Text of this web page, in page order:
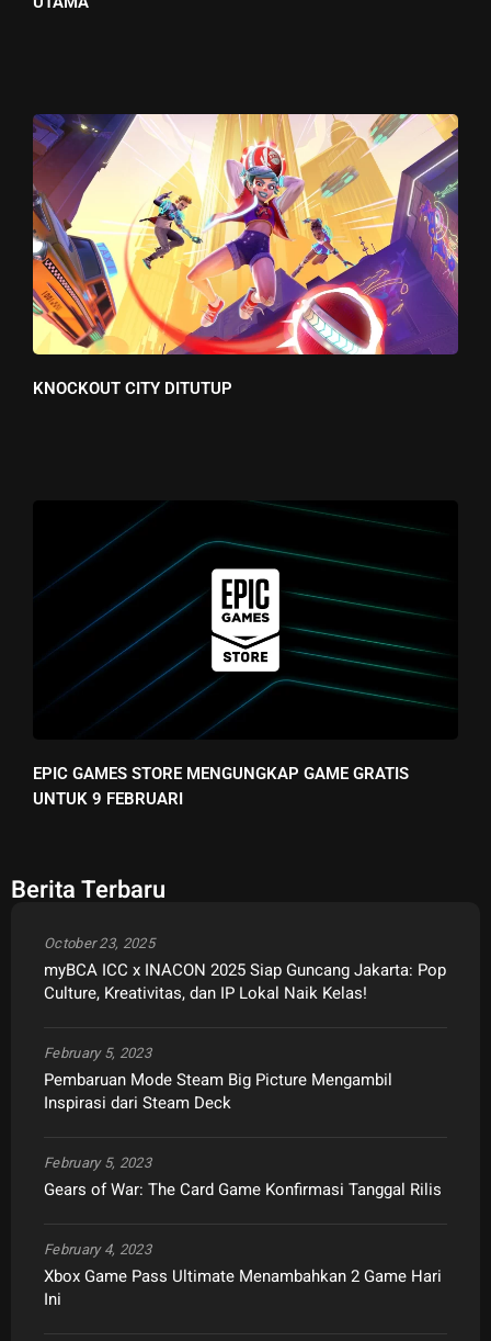
KNOCKOUT CITY DITUTUP
EPIC GAMES STORE MENGUNGKAP GAME GRATIS
UNTUK 9 FEBRUARI
Berita Terbaru
myBCA ICC x INACON 2025 Siap Guncang Jakarta: Pop
Culture, Kreativitas, dan IP Lokal Naik Kelas!
October 23, 2025
Pembaruan Mode Steam Big Picture Mengambil
Inspirasi dari Steam Deck
February 5, 2023
Gears of War: The Card Game Konfirmasi Tanggal Rilis
February 5, 2023
Xbox Game Pass Ultimate Menambahkan 2 Game Hari
Ini
February 4, 2023